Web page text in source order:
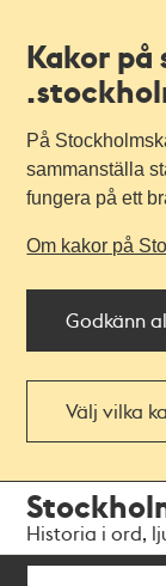
Kakor
På
sammanställa
fungera på ett
Om kakor på
Godkänn
Välj vilka
navigationen
huvudinnehållet
Historia i ord,
Sök